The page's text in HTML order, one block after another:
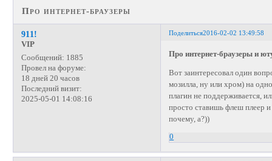
Про интернет-браузеры
Поделиться2016-02-02 13:49:58
911!
VIP
Сообщений: 1885
Провел на форуме:
18 дней 20 часов
Последний визит:
2025-05-01 14:08:16
Про интернет-браузеры и
Вот заинтересовал один
мозилла, ну или хром) на
плагин не поддерживается,
просто ставишь флеш плеер
почему, а?))
0